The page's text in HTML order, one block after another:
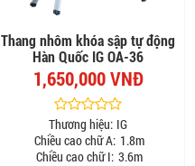
Thang nhôm khóa sập tự động
Hàn Quốc IG OA-36
1,650,000 VNĐ
Thương hiệu: IG
Chiều cao chữ A: 1.8m
Chiều cao chữ I: 3.6m